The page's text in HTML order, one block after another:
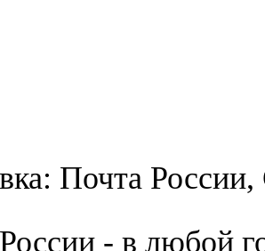
Почта
- в любой